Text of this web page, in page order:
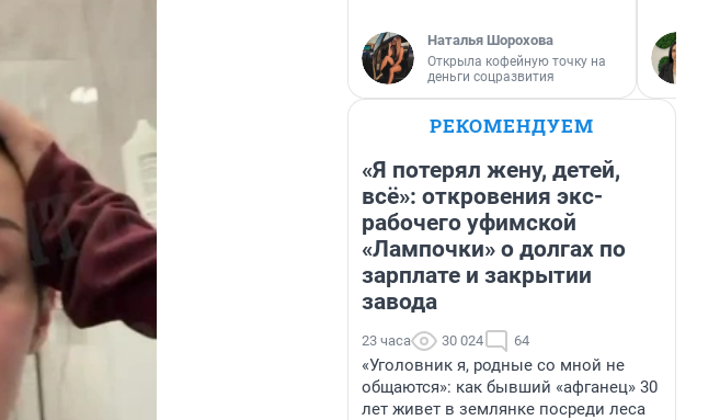
Наталья Шорохова
Открыла кофейную точку на
деньги соцразвития
РЕКОМЕНДУЕМ
«Я потерял жену, детей,
всё»: откровения экс-
рабочего уфимской
«Лампочки» о долгах по
зарплате и закрытии
завода
23 часа 30 024 64
«Уголовник я, родные со мной не
общаются»: как бывший «афганец» 30
лет живет в землянке посреди леса